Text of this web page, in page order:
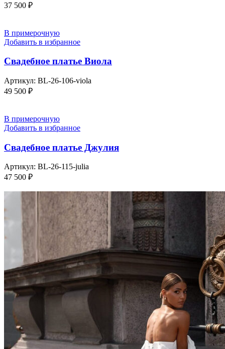
37 500 ₽
В примерочную
Добавить в избранное
Свадебное платье Виола
Артикул: BL-26-106-viola
49 500 ₽
В примерочную
Добавить в избранное
Свадебное платье Джулия
Артикул: BL-26-115-julia
47 500 ₽